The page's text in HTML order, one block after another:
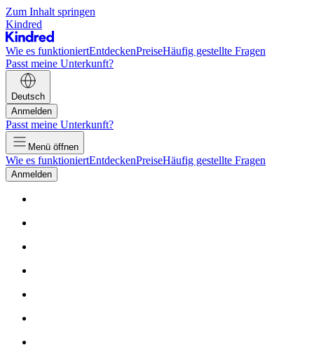
Zum Inhalt springen
Kindred
Wie es funktioniertEntdeckenPreiseHäufig gestellte Fragen
Passt meine Unterkunft?
Deutsch
Anmelden
Passt meine Unterkunft?
Menü öffnen
Wie es funktioniertEntdeckenPreiseHäufig gestellte Fragen
Anmelden